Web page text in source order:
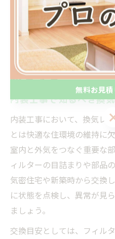
換気レジスター
康を守る
内装工事で知るべき換
内装工事において、換気レ
とは快適な住環境の維持に
室内と外気をつなぐ重要な
ィルターの目詰まりや部品
気密住宅や新築時から交換
に状態を点検し、異常が見
ましょう。
交換目安としては、フィル
無料お見
無料お見